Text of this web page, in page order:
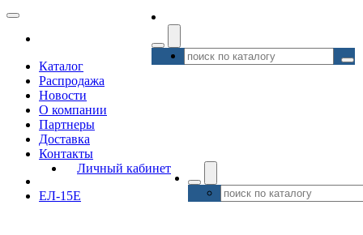
Каталог
Распродажа
Новости
О компании
Партнеры
Доставка
Контакты
Личный кабинет
ЕЛ-15Е